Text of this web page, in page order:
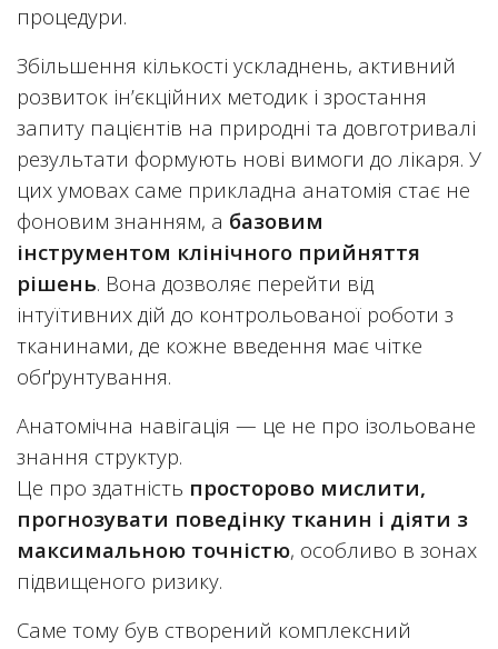
процедури.
Збільшення кількості ускладнень, активний
розвиток ін’єкційних методик і зростання
запиту пацієнтів на природні та довготривалі
результати формують нові вимоги до лікаря. У
цих умовах саме прикладна анатомія стає не
фоновим знанням, а базовим
інструментом клінічного прийняття
рішень. Вона дозволяє перейти від
інтуїтивних дій до контрольованої роботи з
тканинами, де кожне введення має чітке
обґрунтування.
Анатомічна навігація — це не про ізольоване
знання структур.
Це про здатність просторово мислити,
прогнозувати поведінку тканин і діяти з
максимальною точністю, особливо в зонах
підвищеного ризику.
Саме тому був створений комплексний